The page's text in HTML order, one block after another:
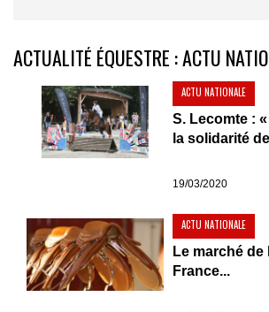
ACTUALITÉ ÉQUESTRE : ACTU
ACTU NATIONALE
S. Lecomte :
la solidarité
19/03/2020
ACTU NATIONALE
Le marché de
France...